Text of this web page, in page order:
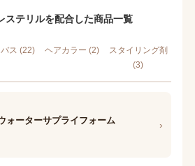
ステリルを配合した商品一覧
ス (22) ヘアカラー (2)
スタイリング剤
(3)
ォーターサプライフォーム ›